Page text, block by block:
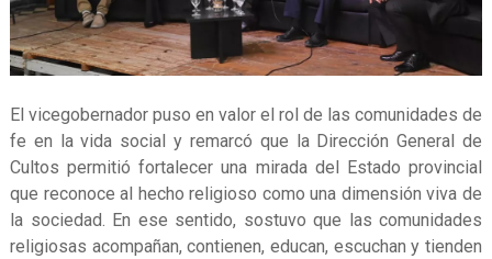
El vicegobernador puso en valor el rol de las comunidades de
fe en la vida social y remarcó que la Dirección General de
Cultos permitió fortalecer una mirada del Estado provincial
que reconoce al hecho religioso como una dimensión viva de
la sociedad. En ese sentido, sostuvo que las comunidades
religiosas acompañan, contienen, educan, escuchan y tienden